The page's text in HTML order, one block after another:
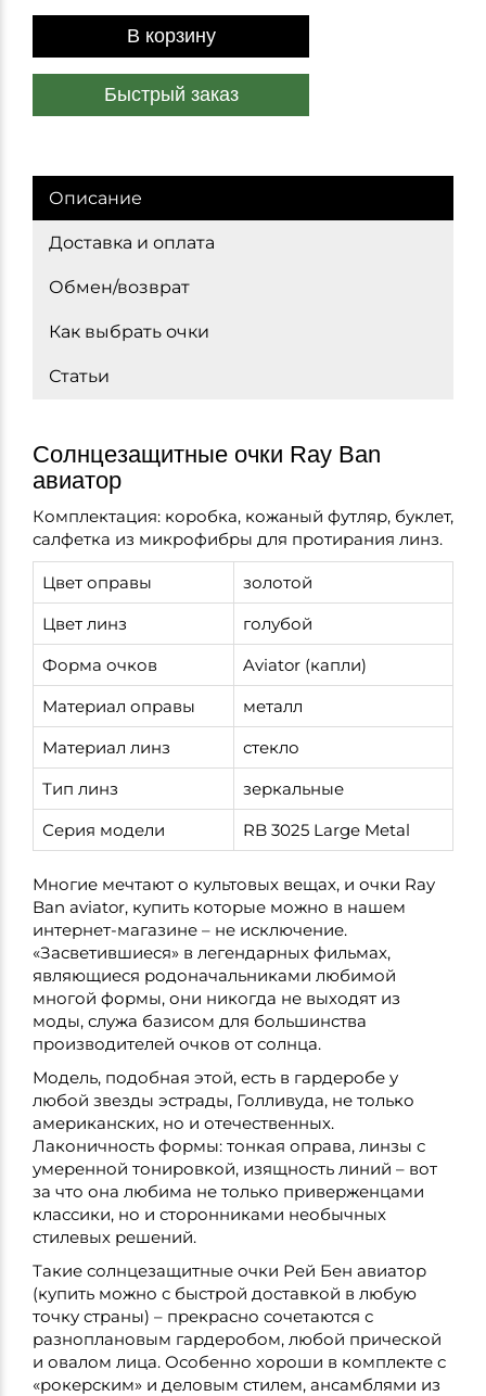
В корзину
Быстрый заказ
Описание
Доставка и оплата
Обмен/возврат
Как выбрать очки
Статьи
Солнцезащитные очки Ray Ban
авиатор
Комплектация: коробка, кожаный футляр, буклет,
салфетка из микрофибры для протирания линз.
Цвет оправы
золотой
Цвет линз
голубой
Форма очков
Aviator (капли)
Материал оправы
металл
Материал линз
стекло
Тип линз
зеркальные
Серия модели
RB 3025 Large Metal
Многие мечтают о культовых вещах, и очки Ray
Ban aviator, купить которые можно в нашем
интернет-магазине – не исключение.
«Засветившиеся» в легендарных фильмах,
являющиеся родоначальниками любимой
многой формы, они никогда не выходят из
моды, служа базисом для большинства
производителей очков от солнца.
Модель, подобная этой, есть в гардеробе у
любой звезды эстрады, Голливуда, не только
американских, но и отечественных.
Лаконичность формы: тонкая оправа, линзы с
умеренной тонировкой, изящность линий – вот
за что она любима не только приверженцами
классики, но и сторонниками необычных
стилевых решений.
Такие солнцезащитные очки Рей Бен авиатор
(купить можно с быстрой доставкой в любую
точку страны) – прекрасно сочетаются с
разноплановым гардеробом, любой прической
и овалом лица. Особенно хороши в комплекте с
«рокерским» и деловым стилем, ансамблями из